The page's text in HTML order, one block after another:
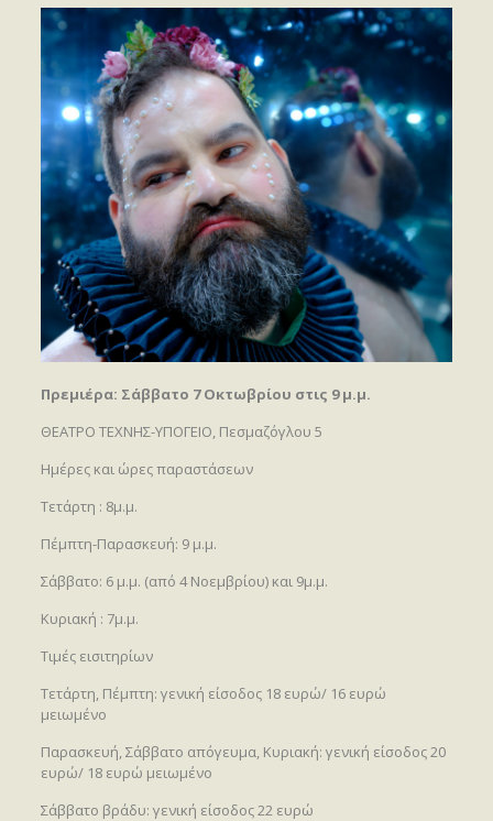
Πρεμιέρα: Σάββατο 7 Οκτωβρίου στις 9 μ.μ.
ΘΕΑΤΡΟ ΤΕΧΝΗΣ-ΥΠΟΓΕΙΟ, Πεσμαζόγλου 5
Ημέρες και ώρες παραστάσεων
Τετάρτη : 8μ.μ.
Πέμπτη-Παρασκευή: 9 μ.μ.
Σάββατο: 6 μ.μ. (από 4 Νοεμβρίου) και 9μ.μ.
Κυριακή : 7μ.μ.
Τιμές εισιτηρίων
Τετάρτη, Πέμπτη: γενική είσοδος 18 ευρώ/ 16 ευρώ
μειωμένο
Παρασκευή, Σάββατο απόγευμα, Κυριακή: γενική είσοδος 20
ευρώ/ 18 ευρώ μειωμένο
Σάββατο βράδυ: γενική είσοδος 22 ευρώ